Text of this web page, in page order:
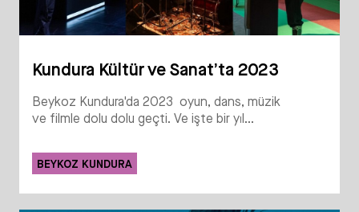
Kundura Kültür ve Sanat’ta 2023
Beykoz Kundura'da 2023 oyun, dans, müzik
ve filmle dolu dolu geçti. Ve işte bir yıl...
BEYKOZ KUNDURA